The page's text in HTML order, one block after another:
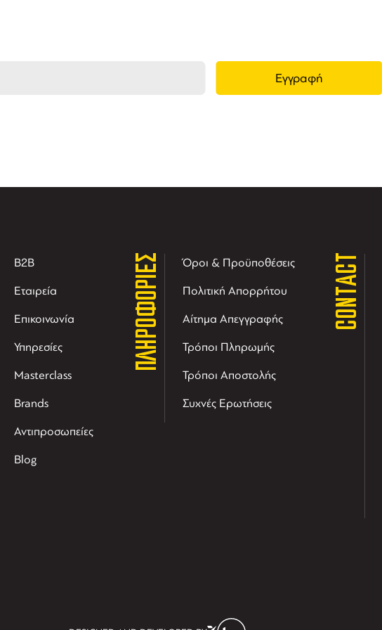
B2B
Εταιρεία
Επικοινωνία
Υπηρεσίες
Masterclass
Brands
Αντιπροσωπείες
Blog
ΠΛΗΡΟΦΟΡΙΕΣ Όροι & Προϋποθέσεις
Πολιτική Απορρήτου
Αίτημα Απεγγραφής
Τρόποι Πληρωμής
Τρόποι Αποστολής
Συχνές Ερωτήσεις
CONTACT